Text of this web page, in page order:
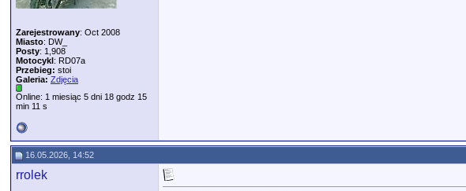
Zarejestrowany: Oct 2008
Miasto: DW_
Posty: 1,908
Motocykl: RD07a
Przebieg: stoi
Galeria: Zdjęcia
Online: 1 miesiąc 5 dni 18 godz 15
min 11 s
16.05.2026, 14:52
rrolek